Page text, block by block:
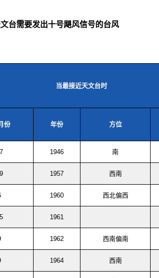
台需要发出十号飓风信号的台风
当最接近天文台时
份 年份 方位
1946 南
1957 西南
1960 西北偏西
1961
1962 西南偏南
1964 西南